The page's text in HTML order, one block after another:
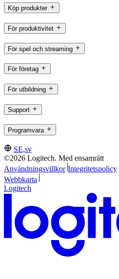
Köp produkter
För produktivitet
För spel och streaming
För företag
För utbildning
Support
Programvara
SE,sv
©2026 Logitech. Med ensamrätt
Användningsvillkor Integritetspolicy
Webbkarta
Logitech